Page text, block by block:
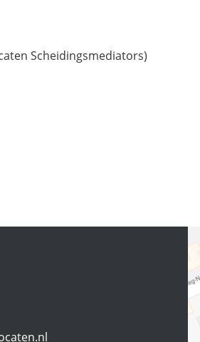
Scheidingsmediators)